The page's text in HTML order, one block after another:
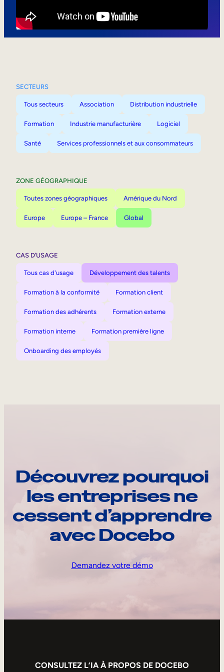
SECTEURS
Tous secteurs Association Distribution industrielle
Formation Industrie manufacturière Logiciel
Santé Services professionnels et aux consommateurs
ZONE GÉOGRAPHIQUE
Toutes zones géographiques Amérique du Nord
Europe Europe – France Global
CAS D’USAGE
Tous cas d'usage Développement des talents
Formation à la conformité Formation client
Formation des adhérents Formation externe
Formation interne Formation première ligne
Onboarding des employés
Découvrez pourquoi
les entreprises ne
cessent d’apprendre
avec Docebo
Demandez votre démo
CONSULTEZ L’IA À PROPOS DE DOCEBO